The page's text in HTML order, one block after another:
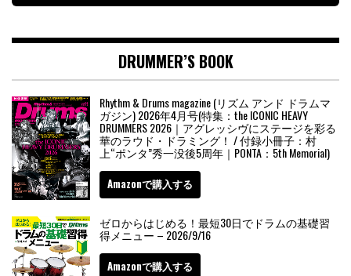
DRUMMER’S BOOK
Rhythm & Drums magazine (リズム アンド ドラムマ
ガジン) 2026年4月号(特集：the ICONIC HEAVY
DRUMMERS 2026｜アグレッシヴにステージを彩る
華のラウド・ドラミング！ / 付録小冊子：村
上“ポンタ”秀一没後5周年｜PONTA：5th Memorial)
Amazonで購入する
ゼロからはじめる！最短30日でドラムの基礎習
得メニュー – 2026/9/16
Amazonで購入する